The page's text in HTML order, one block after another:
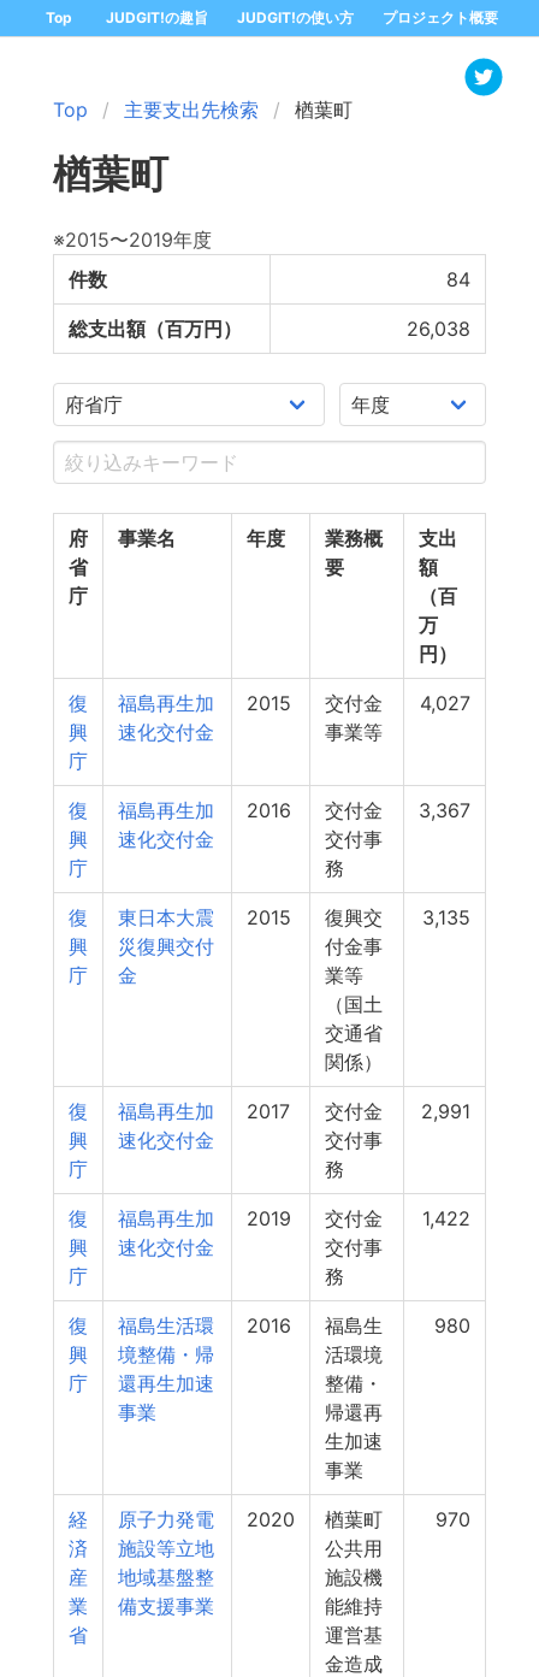
Top JUDGIT!の趣旨 JUDGIT!の使い方 プロジェクト概要
Top 主要支出先検索 楢葉町
楢葉町
※2015〜2019年度
件数
84
総支出額（百万円） 26,038
府
省
庁
事業名 年度
業務概
要
支出
額
（百
万
円）
復
興
庁
福島再生加
速化交付金
2015
交付金
事業等
4,027
復
興
庁
福島再生加
速化交付金
2016
交付金
交付事
務
3,367
復
興
庁
東日本大震
災復興交付
金
2015
復興交
付金事
業等
（国土
交通省
関係）
3,135
復
興
庁
福島再生加
速化交付金
2017
交付金
交付事
務
2,991
復
興
庁
福島再生加
速化交付金
2019
交付金
交付事
務
1,422
復
興
庁
福島生活環
境整備・帰
還再生加速
事業
2016
福島生
活環境
整備・
帰還再
生加速
事業
980
経
済
産
業
省
原子力発電
施設等立地
地域基盤整
備支援事業
2020
楢葉町
公共用
施設機
能維持
運営基
金造成
970